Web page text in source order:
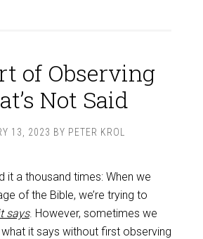
of Observing
Not Said
13, 2023 BY PETER KROL
it a thousand times: When we
of the Bible, we’re trying to
says. However, sometimes we
what it says without first observing